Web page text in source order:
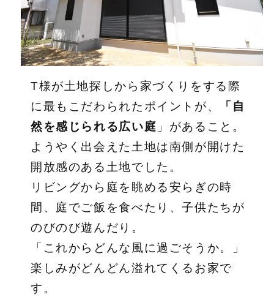
T様が土地探しから家づくりをする際
に最もこだわられたポイントが、
「自
然を感じられる広い庭 」があること。
ようやく出会えた土地は南側が開けた
開放感のある土地でした。
リビングから庭を眺める安らぎの時
間、庭でご飯を食べたり、子供たちが
のびのび遊んだり。
「これからどんな風に過ごそうか。」
楽しみがどんどん溢れてくるお家で
す。